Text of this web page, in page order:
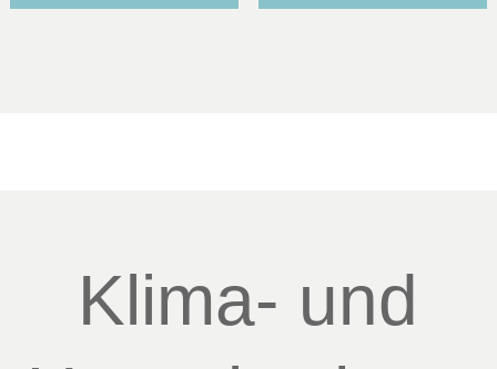
Klima- und